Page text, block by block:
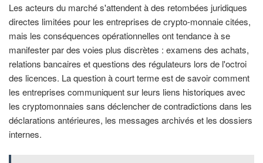
Les acteurs du marché s'attendent à des retombées juridiques
directes limitées pour les entreprises de crypto-monnaie citées,
mais les conséquences opérationnelles ont tendance à se
manifester par des voies plus discrètes : examens des achats,
relations bancaires et questions des régulateurs lors de l'octroi
des licences. La question à court terme est de savoir comment
les entreprises communiquent sur leurs liens historiques avec
les cryptomonnaies sans déclencher de contradictions dans les
déclarations antérieures, les messages archivés et les dossiers
internes.